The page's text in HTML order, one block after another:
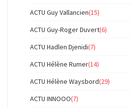
ACTU Guy Vallancien(15)
ACTU Guy-Roger Duvert(6)
ACTU Hadlen Djenidi(7)
ACTU Hélène Rumer(14)
ACTU Hélène Waysbord(29)
ACTU INNOOO(7)